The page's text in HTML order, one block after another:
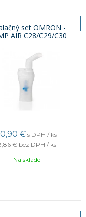
set OMRON -
AIR C28/C29/C30
€ s DPH / ks
€ bez DPH / ks
Na sklade